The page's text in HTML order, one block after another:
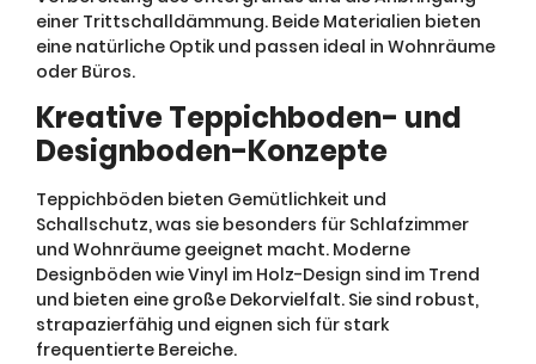
einer Trittschalldämmung. Beide Materialien bieten
eine natürliche Optik und passen ideal in Wohnräume
oder Büros.
Kreative Teppichboden- und
Designboden-Konzepte
Teppichböden bieten Gemütlichkeit und
Schallschutz, was sie besonders für Schlafzimmer
und Wohnräume geeignet macht. Moderne
Designböden wie Vinyl im Holz-Design sind im Trend
und bieten eine große Dekorvielfalt. Sie sind robust,
strapazierfähig und eignen sich für stark
frequentierte Bereiche.